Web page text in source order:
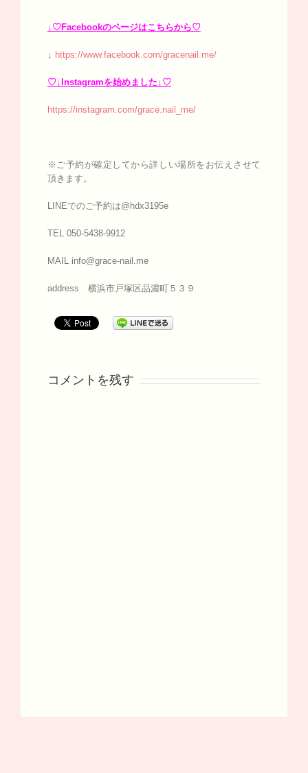
↓♡Facebookのページはこちらから♡
↓ https://www.facebook.com/gracenail.me/
♡↓Instagramを始めました↓♡
https://instagram.com/grace.nail_me/
※ご予約が確定してから詳しい場所をお伝えさせて
頂きます。
LINEでのご予約は@hdx3195e
TEL 050-5438-9912
MAIL info@grace-nail.me
address 横浜市戸塚区品濃町５３９
コメントを残す